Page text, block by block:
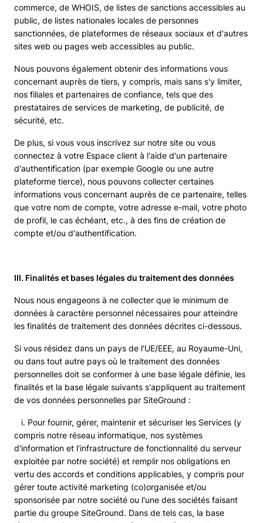
commerce, de WHOIS, de listes de sanctions accessibles au
public, de listes nationales locales de personnes
sanctionnées, de plateformes de réseaux sociaux et d'autres
sites web ou pages web accessibles au public.
Nous pouvons également obtenir des informations vous
concernant auprès de tiers, y compris, mais sans s'y limiter,
nos filiales et partenaires de confiance, tels que des
prestataires de services de marketing, de publicité, de
sécurité, etc.
De plus, si vous vous inscrivez sur notre site ou vous
connectez à votre Espace client à l'aide d'un partenaire
d'authentification (par exemple Google ou une autre
plateforme tierce), nous pouvons collecter certaines
informations vous concernant auprès de ce partenaire, telles
que votre nom de compte, votre adresse e-mail, votre photo
de profil, le cas échéant, etc., à des fins de création de
compte et/ou d'authentification.
III. Finalités et bases légales du traitement des données
Nous nous engageons à ne collecter que le minimum de
données à caractère personnel nécessaires pour atteindre
les finalités de traitement des données décrites ci-dessous.
Si vous résidez dans un pays de l'UE/EEE, au Royaume-Uni,
ou dans tout autre pays où le traitement des données
personnelles doit se conformer à une base légale définie, les
finalités et la base légale suivants s'appliquent au traitement
de vos données personnelles par SiteGround :
i. Pour fournir, gérer, maintenir et sécuriser les Services (y
compris notre réseau informatique, nos systèmes
d'information et l'infrastructure de fonctionnalité du serveur
exploitée par notre société) et remplir nos obligations en
vertu des accords et conditions applicables, y compris pour
gérer toute activité marketing (co)organisée et/ou
sponsorisée par notre société ou l'une des sociétés faisant
partie du groupe SiteGround. Dans de tels cas, la base